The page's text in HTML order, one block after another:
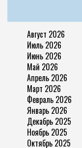
Август 2026
Июль 2026
Июнь 2026
Май 2026
Апрель 2026
Март 2026
Февраль 2026
Январь 2026
Декабрь 2025
Ноябрь 2025
Октябрь 2025